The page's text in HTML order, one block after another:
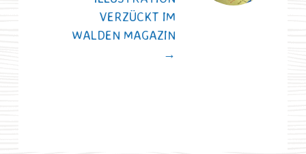
VERZÜCKT IM
WALDEN MAGAZIN
→